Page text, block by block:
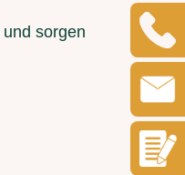
und sorgen